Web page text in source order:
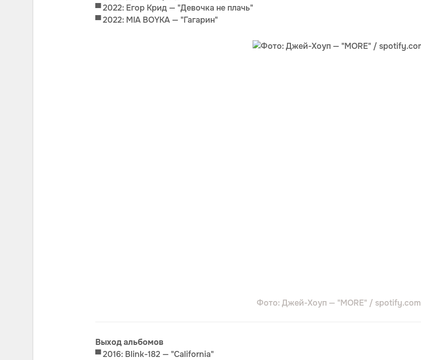
▀ 2022: Егор Крид — "Девочка не плачь"
▀ 2022: MIA BOYKA — "Гагарин"
Фото: Джей-Хоуп — "MORE" / spotify.com
Выход альбомов
▀2016: Blink-182 — "California"